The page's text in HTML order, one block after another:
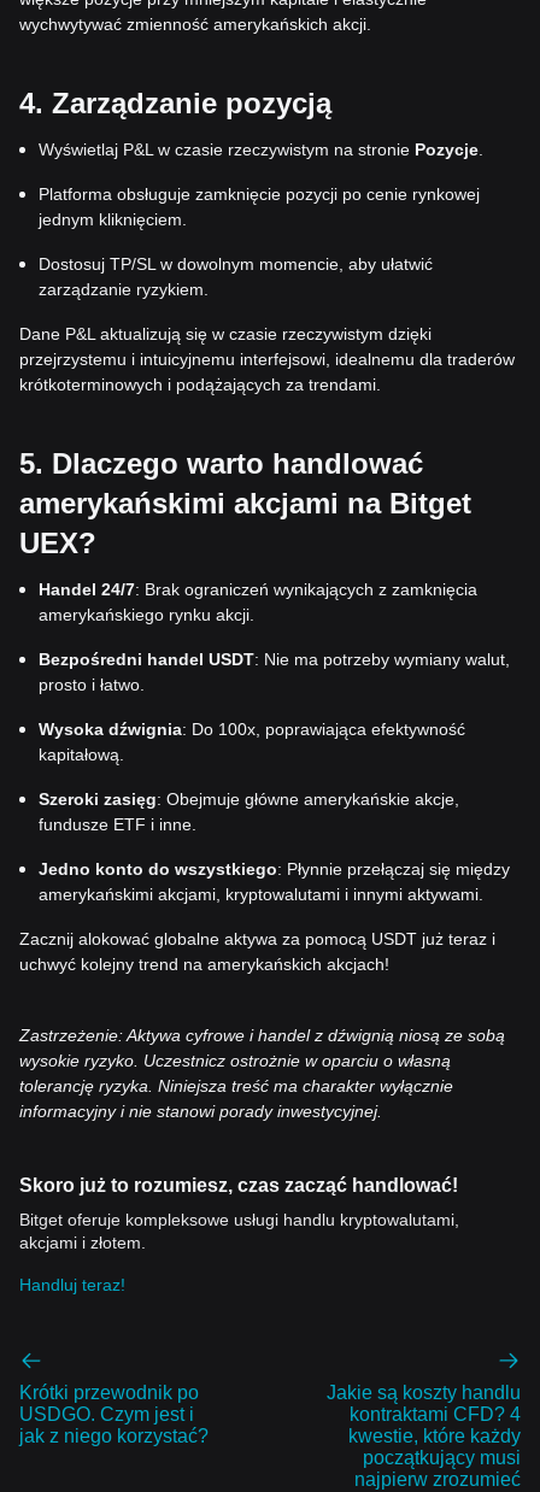
wychwytywać zmienność amerykańskich akcji.
4. Zarządzanie pozycją
Wyświetlaj P&L w czasie rzeczywistym na stronie Pozycje.
Platforma obsługuje zamknięcie pozycji po cenie rynkowej
jednym kliknięciem.
Dostosuj TP/SL w dowolnym momencie, aby ułatwić
zarządzanie ryzykiem.
Dane P&L aktualizują się w czasie rzeczywistym dzięki
przejrzystemu i intuicyjnemu interfejsowi, idealnemu dla traderów
krótkoterminowych i podążających za trendami.
5. Dlaczego warto handlować
amerykańskimi akcjami na Bitget
UEX?
Handel 24/7: Brak ograniczeń wynikających z zamknięcia
amerykańskiego rynku akcji.
Bezpośredni handel USDT: Nie ma potrzeby wymiany walut,
prosto i łatwo.
Wysoka dźwignia: Do 100x, poprawiająca efektywność
kapitałową.
Szeroki zasięg: Obejmuje główne amerykańskie akcje,
fundusze ETF i inne.
Jedno konto do wszystkiego: Płynnie przełączaj się między
amerykańskimi akcjami, kryptowalutami i innymi aktywami.
Zacznij alokować globalne aktywa za pomocą USDT już teraz i
uchwyć kolejny trend na amerykańskich akcjach!
Zastrzeżenie: Aktywa cyfrowe i handel z dźwignią niosą ze sobą
wysokie ryzyko. Uczestnicz ostrożnie w oparciu o własną
tolerancję ryzyka. Niniejsza treść ma charakter wyłącznie
informacyjny i nie stanowi porady inwestycyjnej.
Skoro już to rozumiesz, czas zacząć handlować!
Bitget oferuje kompleksowe usługi handlu kryptowalutami,
akcjami i złotem.
Handluj teraz!
Krótki przewodnik po
USDGO. Czym jest i
jak z niego korzystać?
Jakie są koszty handlu
kontraktami CFD? 4
kwestie, które każdy
początkujący musi
najpierw zrozumieć